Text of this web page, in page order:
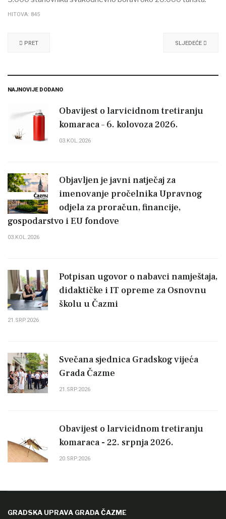
HITOVA: 845
PRET SLJEDEĆE
NAJNOVIJE DODANO
Obavijest o larvicidnom tretiranju
komaraca – 6. kolovoza 2026.
03.KOL.2026
Objavljen je javni natječaj za
imenovanje pročelnika Upravnog
odjela za proračun, financije,
gospodarstvo i EU fondove
03.KOL.2026
Potpisan ugovor o nabavci namještaja,
didaktičke i IT opreme za Osnovnu
školu u Čazmi
21.SRP.2026
Svečana sjednica Gradskog vijeća
Grada Čazme
21.SRP.2026
Obavijest o larvicidnom tretiranju
komaraca - 22. srpnja 2026.
20.SRP.2026
GRADSKA UPRAVA GRADA ČAZME